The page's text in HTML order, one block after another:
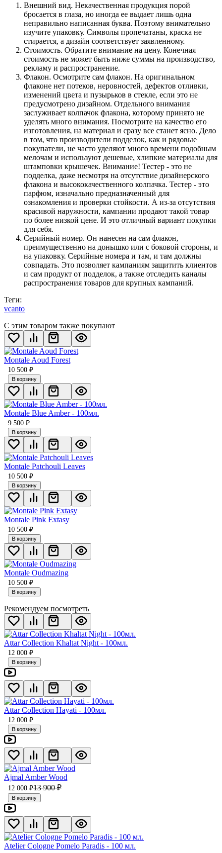
Внешний вид. Некачественная продукция порой
бросается в глаза, но иногда ее выдает лишь одна
неправильно написанная буква. Поэтому внимательно
изучите упаковку. Символы пропечатаны, краска не
стирается, а дизайн соответствует заявленному.
Стоимость. Обратите внимание на цену. Конечная
стоимость не может быть ниже суммы на производство,
рекламу и распространение.
Флакон. Осмотрите сам флакон. На оригинальном
флаконе нет потеков, неровностей, дефектов отливки,
изменений цвета и пузырьков в стекле, если это не
предусмотрено дизайном. Отдельного внимания
заслуживает колпачок флакона, которому принято не
уделять много внимания. Посмотрите на качество его
изготовления, на материал и сразу все станет ясно. Дело
в том, что производители подделок, как и рядовые
покупатели, не часто уделяют много времени подобным
мелочам и используют дешевые, хлипкие материалы для
штамповки крышечек. Внимание! Тестер - это не
подделка, даже несмотря на отсутствие дизайнерского
флакона и высококачественного колпачка. Тестер - это
парфюм, изначально предназначенный для
ознакомления и проверки стойкости. А из-за отсутствия
красивой наружности, кампании продают такой товар
по более низкой цене. И это отличный вариант покупки
для себя.
Серийный номер. Он нанесен на сам флакон,
преимущественно на донышко или с боковой стороны, и
на упаковку. Серийные номера и там, и там должны
совпадать. Это позволяет кампаниям защитить клиентов
и сам продукт от подделок, а также отследить каналы
распространения товаров для крупных кампаний.
Теги:
vcanto
С этим товаром также покупают
Montale Aoud Forest
10 500 ₽
В корзину
Montale Blue Amber - 100мл.
9 500 ₽
В корзину
Montale Patchouli Leaves
10 500 ₽
В корзину
Montale Pink Extasy
10 500 ₽
В корзину
Montale Oudmazing
10 500 ₽
В корзину
Рекомендуем посмотреть
Attar Collection Khaltat Night - 100мл.
12 000 ₽
В корзину
Attar Collection Hayati - 100мл.
12 000 ₽
В корзину
Ajmal Amber Wood
12 000 ₽13 900 ₽
В корзину
Atelier Cologne Pomelo Paradis - 100 мл.